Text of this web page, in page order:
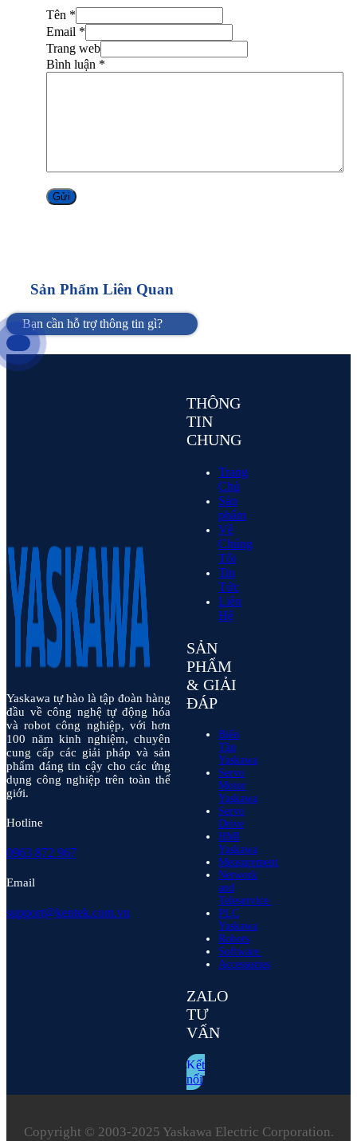
Tên *
Email *
Trang web
Bình luận *
Sản Phẩm Liên Quan
Bạn cần hỗ trợ thông tin gì?
Yaskawa tự hào là tập đoàn hàng
đầu về công nghệ tự động hóa
và robot công nghiệp, với hơn
100 năm kinh nghiệm, chuyên
cung cấp các giải pháp và sản
phẩm đáng tin cậy cho các ứng
dụng công nghiệp trên toàn thế
giới.
Hotline
0963 872 967
Email
support@kentek.com.vn
THÔNG
TIN
CHUNG
Trang
Chủ
Sản
phẩm
Về
Chúng
Tôi
Tin
Tức
Liên
Hệ
SẢN
PHẨM
& GIẢI
ĐÁP
Biến
Tần
Yaskawa
Servo
Motor
Yaskawa
Servo
Drive
HMI
Yaskawa
Measurement
Network
and
Teleservice
PLC
Yaskawa
Robots
Software
Accessories
ZALO
TƯ
VẤN
Kết
nối
Copyright © 2003‑2025 Yaskawa Electric Corporation.